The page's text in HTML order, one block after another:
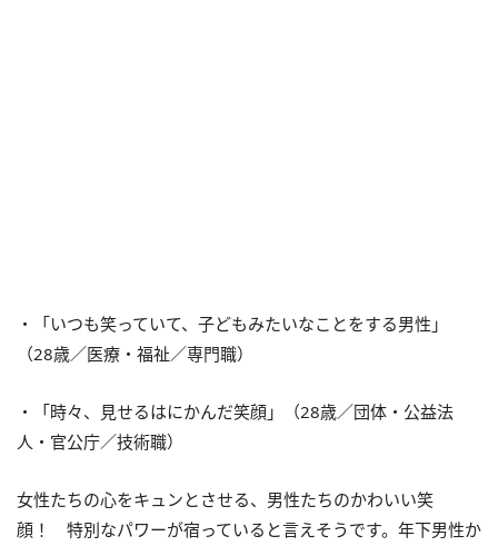
・「いつも笑っていて、子どもみたいなことをする男性」
（28歳／医療・福祉／専門職）
・「時々、見せるはにかんだ笑顔」（28歳／団体・公益法
人・官公庁／技術職）
女性たちの心をキュンとさせる、男性たちのかわいい笑
顔！ 特別なパワーが宿っていると言えそうです。年下男性か